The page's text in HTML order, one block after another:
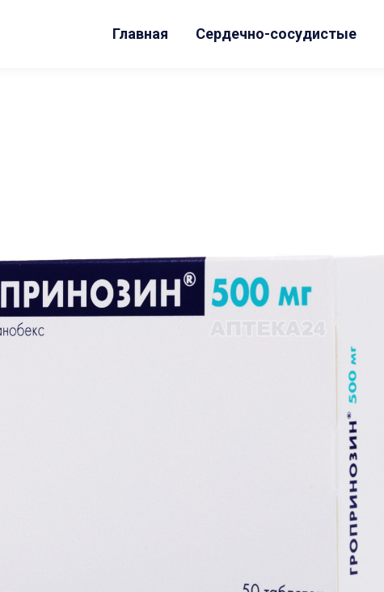
Главная Сердечно-сосудистые